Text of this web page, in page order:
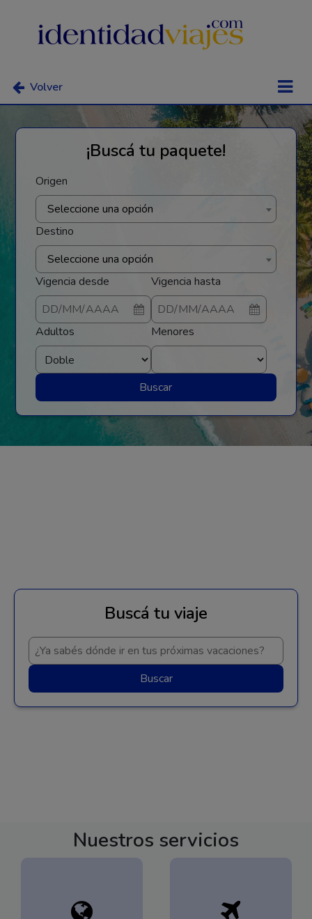
Volver
¡Buscá tu paquete!
Origen
Seleccione una opción
Destino
Seleccione una opción
Vigencia desde
Vigencia hasta
Adultos Menores
Buscar
Buscá tu viaje
Buscar
Nuestros servicios